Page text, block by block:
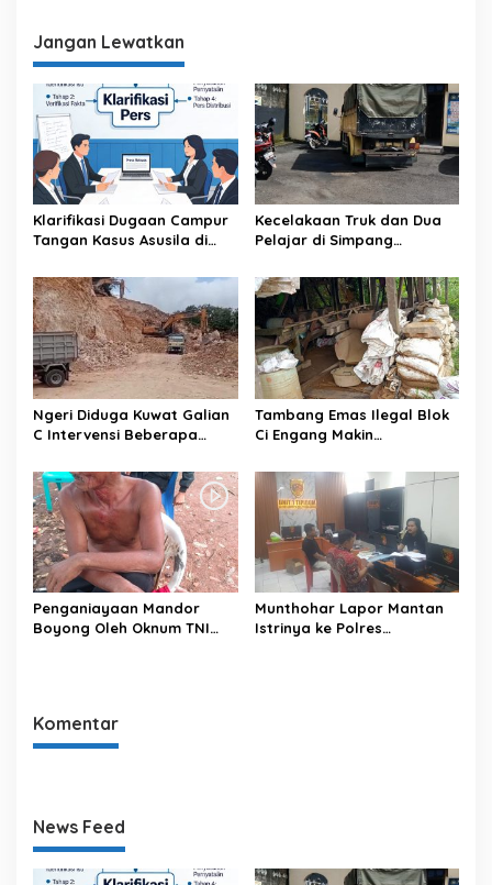
a
s
i
p
o
s
Jangan Lewatkan
Klarifikasi Dugaan Campur
Tangan Kasus Asusila di
Bantah Ada Tekanan pada
Keluarga Korban
Kecelakaan Truk dan Dua
Pelajar di Simpang
Laporan Polisi, Diduga
Angkutan Solar Subsidi
Jadi Sorotan Publik
Ngeri Diduga Kuwat Galian
C Intervensi Beberapa
Tambang Emas Ilegal Blok
Ci Engang Makin
Oleh Oknum Kepala Desa
Citorek Barat
Penganiayaan Mandor
Boyong Oleh Oknum TNI
Munthohar Lapor Mantan
Istrinya ke Polres
Komentar
News Feed